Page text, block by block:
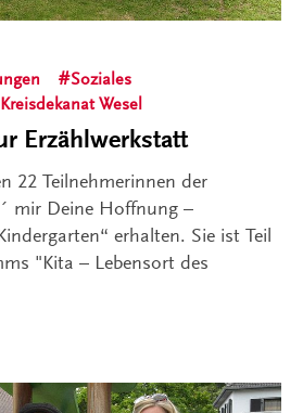
Soziales
Kreisdekanat Wesel
Erzählwerkstatt
22 Teilnehmerinnen der
mir Deine Hoffnung –
erhalten. Sie ist Teil
"Kita – Lebensort des